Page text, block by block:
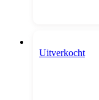
Uitverkocht